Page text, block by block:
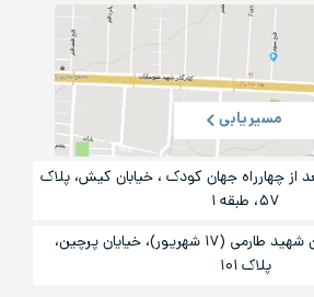
مسیریابی
بعد از چهارراه جهان کودک ، خیابان کیش، پلاک
۵۷، طبقه ۱
تهران، شادآباد، خیابان شهید طارمی (۱۷ شهریور)، خیایان پرچین،
پلاک ۱۰۱